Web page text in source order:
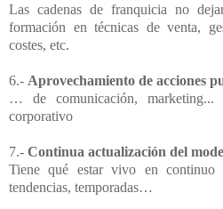
Las cadenas de franquicia no
formación en técnicas de venta,
costes, etc.
6.- Aprovechamiento de acciones
… de comunicación,
corporativo
7.- Continua actualización del
Tiene qué estar vivo en continuo
tendencias, temporadas…